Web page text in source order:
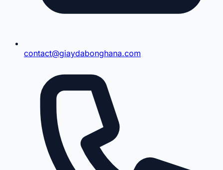
contact@giaydabonghana.com